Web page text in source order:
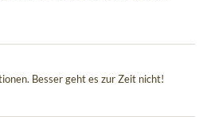
Besser geht es zur Zeit nicht!